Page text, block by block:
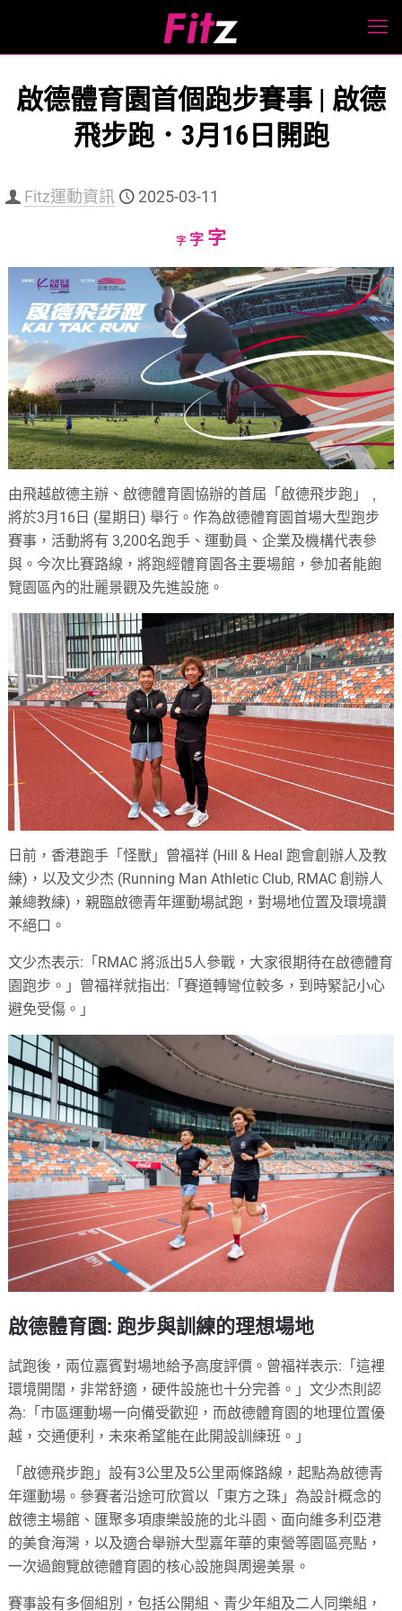
啟德體育園首個跑步賽事 | 啟德
飛步跑．3月16日開跑
Fitz運動資訊 2025-03-11
字Decrease
size.
字Reset
size.
字Increase
size.
由飛越啟德主辦、啟德體育園協辦的首屆「啟德飛步跑」﹐
將於3月16日 (星期日) 舉行。作為啟德體育園首場大型跑步
賽事，活動將有 3,200名跑手、運動員、企業及機構代表參
與。今次比賽路線，將跑經體育園各主要場館，參加者能飽
覽園區內的壯麗景觀及先進設施。
日前，香港跑手「怪獸」曾福祥 (Hill & Heal 跑會創辦人及教
練)，以及文少杰 (Running Man Athletic Club, RMAC 創辦人
兼總教練)，親臨啟德青年運動場試跑，對場地位置及環境讚
不絕口。
文少杰表示:「RMAC 將派出5人參戰，大家很期待在啟德體育
園跑步。」曾福祥就指出:「賽道轉彎位較多，到時緊記小心
避免受傷。」
啟德體育園: 跑步與訓練的理想場地
試跑後，兩位嘉賓對場地給予高度評價。曾福祥表示:「這裡
環境開闊，非常舒適，硬件設施也十分完善。」文少杰則認
為:「市區運動場一向備受歡迎，而啟德體育園的地理位置優
越，交通便利，未來希望能在此開設訓練班。」
「啟德飛步跑」設有3公里及5公里兩條路線，起點為啟德青
年運動場。參賽者沿途可欣賞以「東方之珠」為設計概念的
啟德主場館、匯聚多項康樂設施的北斗園、面向維多利亞港
的美食海灣，以及適合舉辦大型嘉年華的東營等園區亮點，
一次過飽覽啟德體育園的核心設施與周邊美景。
賽事設有多個組別，包括公開組、青少年組及二人同樂組，